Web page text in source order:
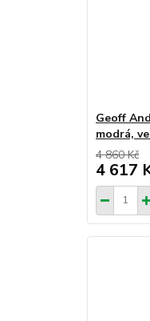
Geoff
modrá,
4 860 Kč
4 617